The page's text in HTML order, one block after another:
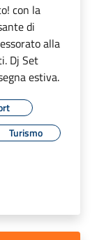
con la
di
alla
Dj Set
estiva.
Turismo